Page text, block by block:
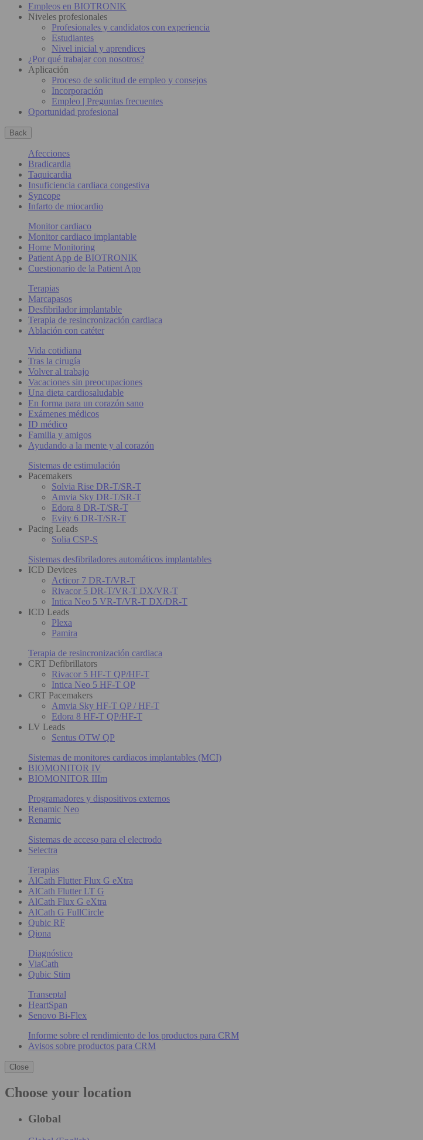
Empleos en BIOTRONIK
Niveles profesionales
Profesionales y candidatos con experiencia
Estudiantes
Nivel inicial y aprendices
¿Por qué trabajar con nosotros?
Aplicación
Proceso de solicitud de empleo y consejos
Incorporación
Empleo | Preguntas frecuentes
Oportunidad profesional
Back
Afecciones
Bradicardia
Taquicardia
Insuficiencia cardiaca congestiva
Syncope
Infarto de miocardio
Monitor cardiaco
Monitor cardiaco implantable
Home Monitoring
Patient App de BIOTRONIK
Cuestionario de la Patient App
Terapias
Marcapasos
Desfibrilador implantable
Terapia de resincronización cardiaca
Ablación con catéter
Vida cotidiana
Tras la cirugía
Volver al trabajo
Vacaciones sin preocupaciones
Una dieta cardiosaludable
En forma para un corazón sano
Exámenes médicos
ID médico
Familia y amigos
Ayudando a la mente y al corazón
Sistemas de estimulación
Pacemakers
Solvia Rise DR-T/SR-T
Amvia Sky DR-T/SR-T
Edora 8 DR-T/SR-T
Evity 6 DR-T/SR-T
Pacing Leads
Solia CSP-S
Sistemas desfibriladores automáticos implantables
ICD Devices
Acticor 7 DR-T/VR-T
Rivacor 5 DR-T/VR-T DX/VR-T
Intica Neo 5 VR-T/VR-T DX/DR-T
ICD Leads
Plexa
Pamira
Terapia de resincronización cardiaca
CRT Defibrillators
Rivacor 5 HF-T QP/HF-T
Intica Neo 5 HF-T QP
CRT Pacemakers
Amvia Sky HF-T QP / HF-T
Edora 8 HF-T QP/HF-T
LV Leads
Sentus OTW QP
Sistemas de monitores cardiacos implantables (MCI)
BIOMONITOR IV
BIOMONITOR IIIm
Programadores y dispositivos externos
Renamic Neo
Renamic
Sistemas de acceso para el electrodo
Selectra
Terapias
AlCath Flutter Flux G eXtra
AlCath Flutter LT G
AlCath Flux G eXtra
AlCath G FullCircle
Qubic RF
Qiona
Diagnóstico
ViaCath
Qubic Stim
Transeptal
HeartSpan
Senovo Bi-Flex
Informe sobre el rendimiento de los productos para CRM
Avisos sobre productos para CRM
Close
Choose your location
Global